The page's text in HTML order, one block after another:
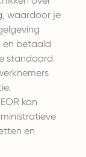
waardoor je
en betaald
standaard
kan
en